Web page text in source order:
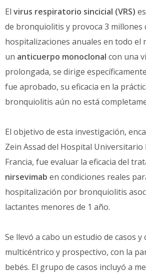
El virus respiratorio sincicial (VRS)
de bronquiolitis y provoca 3 millones
hospitalizaciones anuales en todo el
un anticuerpo monoclonal con una
prolongada, se dirige
fue aprobado, su eficacia en la
bronquiolitis aún no está
El objetivo de esta investigación,
Zein Assad del Hospital
Francia, fue evaluar la eficacia del
nirsevimab en condiciones reales
hospitalización por bronquiolitis
lactantes menores de 1 año.
Se llevó a cabo un estudio de casos y
multicéntrico y prospectivo, con la
bebés. El grupo de casos incluyó a